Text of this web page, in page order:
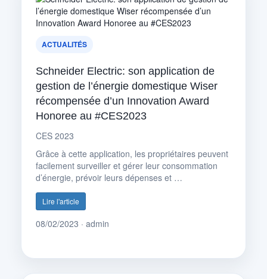
ACTUALITÉS
Schneider Electric: son application de
gestion de l’énergie domestique Wiser
récompensée d’un Innovation Award
Honoree au #CES2023
CES 2023
Grâce à cette application, les propriétaires peuvent
facilement surveiller et gérer leur consommation
d’énergie, prévoir leurs dépenses et …
Lire l'article
08/02/2023 · admin